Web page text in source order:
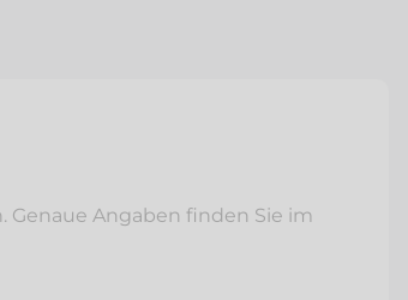
Genaue Angaben finden Sie im